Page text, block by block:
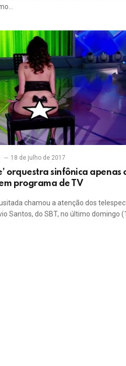
18 de julho de 2017
orquestra sinfônica apenas
programa de TV
chamou a atenção dos
Santos, do SBT, no último domingo